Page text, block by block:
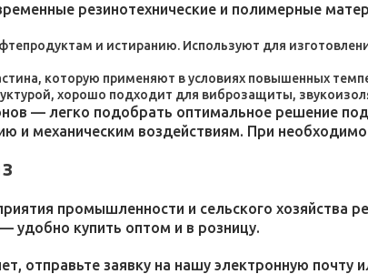
резинотехнические и полимерные
и истиранию. Используют для
которую применяют в условиях повышенных
хорошо подходит для виброзащиты,
— легко подобрать оптимальное решение
и механическим воздействиям. При
промышленности и сельского хозяйства
удобно купить оптом и в розницу.
отправьте заявку на нашу электронную почту